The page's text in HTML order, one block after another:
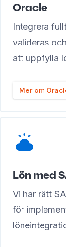
Oracle
Integrera
valideras
att uppfylla
Mer om
Lön med
Vi har rätt
för